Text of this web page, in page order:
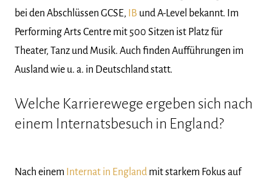
bei den Abschlüssen GCSE,
IB und A-Level bekannt. Im
Performing Arts Centre mit 500 Sitzen ist Platz für
Theater, Tanz und Musik. Auch finden Aufführungen im
Ausland wie u. a. in Deutschland statt.
Welche Karrierewege ergeben sich nach
einem Internatsbesuch in England?
Nach einem Internat in England mit starkem Fokus auf